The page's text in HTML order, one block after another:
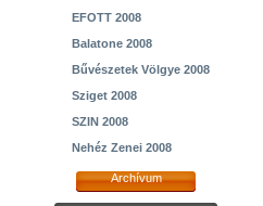
EFOTT 2008
Balatone 2008
Bűvészetek Völgye 2008
Sziget 2008
SZIN 2008
Nehéz Zenei 2008
Archívum